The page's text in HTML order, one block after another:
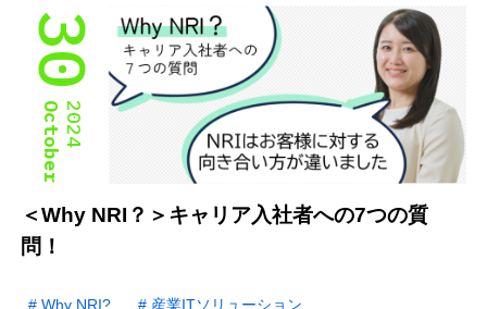
30
2024
October
＜Why NRI？＞キャリア入社者への7つの質
問！
# Why NRI? # 産業ITソリューション